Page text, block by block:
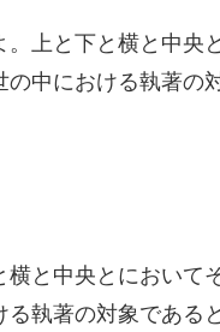
上と下と横と中央
中における執著の
と中央とにおいて
執著の対象である